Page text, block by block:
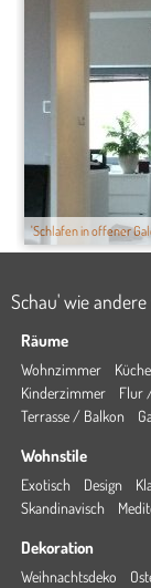
'Schlafen in offener
Schau' wie
Räume
Wohnzimmer Küche
Kinderzimmer
Flur
Terrasse / Balkon
Wohnstile
Exotisch Design
Skandinavisch
Dekoration
Weihnachtsdeko